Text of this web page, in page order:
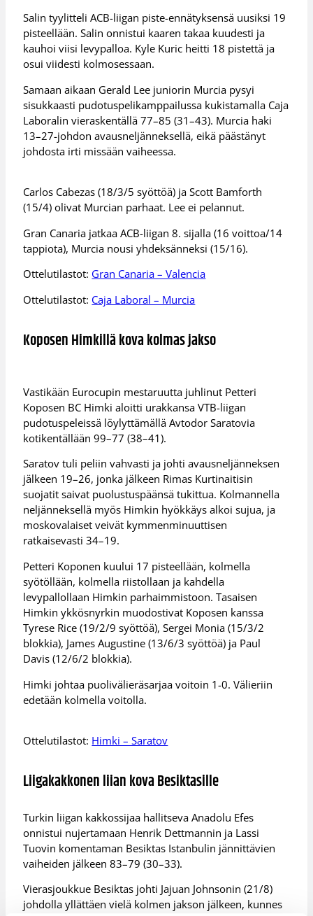
Salin tyylitteli ACB-liigan piste-ennätyksensä uusiksi 19
pisteellään. Salin onnistui kaaren takaa kuudesti ja
kauhoi viisi levypalloa. Kyle Kuric heitti 18 pistettä ja
osui viidesti kolmosessaan.
Samaan aikaan Gerald Lee juniorin Murcia pysyi
sisukkaasti pudotuspelikamppailussa kukistamalla Caja
Laboralin vieraskentällä 77–85 (31–43). Murcia haki
13–27-johdon avausneljänneksellä, eikä päästänyt
johdosta irti missään vaiheessa.
Carlos Cabezas (18/3/5 syöttöä) ja Scott Bamforth
(15/4) olivat Murcian parhaat. Lee ei pelannut.
Gran Canaria jatkaa ACB-liigan 8. sijalla (16 voittoa/14
tappiota), Murcia nousi yhdeksänneksi (15/16).
Ottelutilastot: Gran Canaria – Valencia
Ottelutilastot: Caja Laboral – Murcia
Koposen Himkillä kova kolmas jakso
Vastikään Eurocupin mestaruutta juhlinut Petteri
Koposen BC Himki aloitti urakkansa VTB-liigan
pudotuspeleissä löylyttämällä Avtodor Saratovia
kotikentällään 99–77 (38–41).
Saratov tuli peliin vahvasti ja johti avausneljänneksen
jälkeen 19–26, jonka jälkeen Rimas Kurtinaitisin
suojatit saivat puolustuspäänsä tukittua. Kolmannella
neljänneksellä myös Himkin hyökkäys alkoi sujua, ja
moskovalaiset veivät kymmenminuuttisen
ratkaisevasti 34–19.
Petteri Koponen kuului 17 pisteellään, kolmella
syötöllään, kolmella riistollaan ja kahdella
levypallollaan Himkin parhaimmistoon. Tasaisen
Himkin ykkösnyrkin muodostivat Koposen kanssa
Tyrese Rice (19/2/9 syöttöä), Sergei Monia (15/3/2
blokkia), James Augustine (13/6/3 syöttöä) ja Paul
Davis (12/6/2 blokkia).
Himki johtaa puolivälieräsarjaa voitoin 1-0. Välieriin
edetään kolmella voitolla.
Ottelutilastot: Himki – Saratov
Liigakakkonen liian kova Besiktasille
Turkin liigan kakkossijaa hallitseva Anadolu Efes
onnistui nujertamaan Henrik Dettmannin ja Lassi
Tuovin komentaman Besiktas Istanbulin jännittävien
vaiheiden jälkeen 83–79 (30–33).
Vierasjoukkue Besiktas johti Jajuan Johnsonin (21/8)
johdolla yllättäen vielä kolmen jakson jälkeen, kunnes